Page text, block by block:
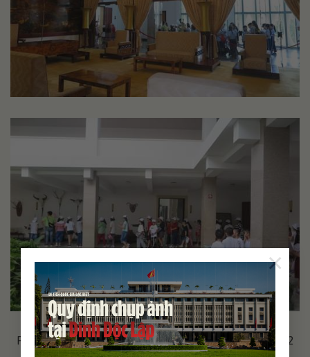
×
Phòng Trình Quốc thư và khu Gia đình Tổng thống, lầu 2